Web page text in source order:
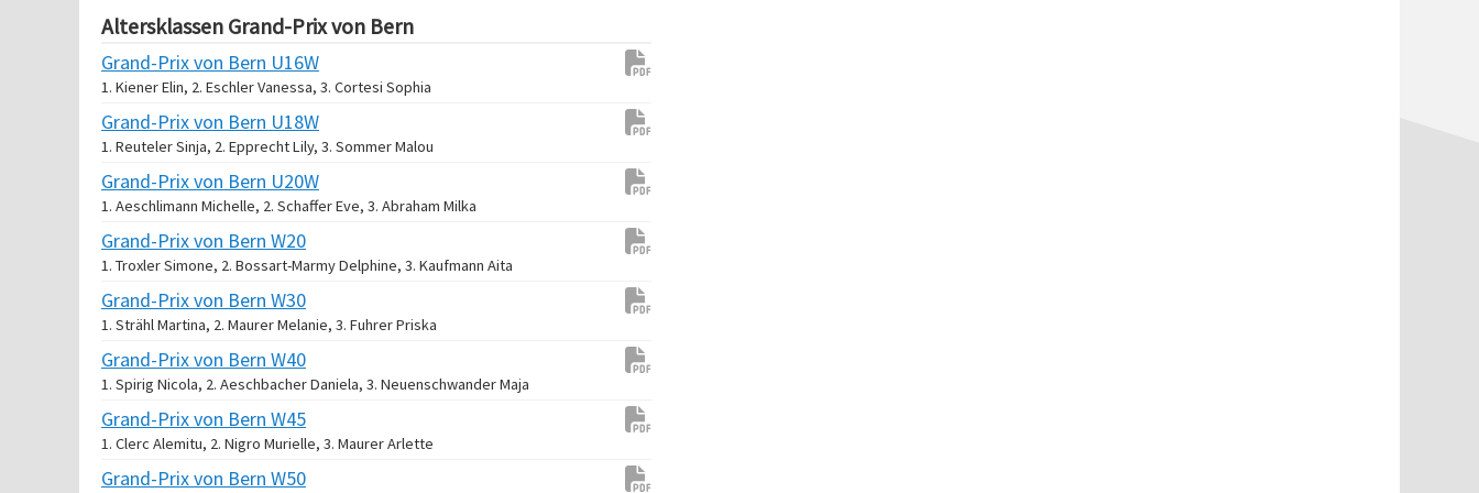
Altersklassen Grand-Prix von Bern
Grand-Prix von Bern U16W
1. Kiener Elin, 2. Eschler Vanessa, 3. Cortesi Sophia
Grand-Prix von Bern U18W
1. Reuteler Sinja, 2. Epprecht Lily, 3. Sommer Malou
Grand-Prix von Bern U20W
1. Aeschlimann Michelle, 2. Schaffer Eve, 3. Abraham Milka
Grand-Prix von Bern W20
1. Troxler Simone, 2. Bossart-Marmy Delphine, 3. Kaufmann Aita
Grand-Prix von Bern W30
1. Strähl Martina, 2. Maurer Melanie, 3. Fuhrer Priska
Grand-Prix von Bern W40
1. Spirig Nicola, 2. Aeschbacher Daniela, 3. Neuenschwander Maja
Grand-Prix von Bern W45
1. Clerc Alemitu, 2. Nigro Murielle, 3. Maurer Arlette
Grand-Prix von Bern W50